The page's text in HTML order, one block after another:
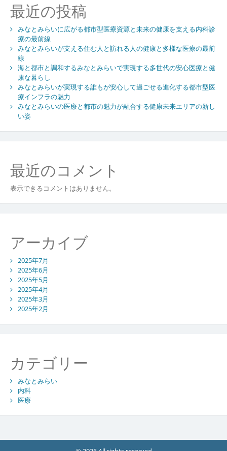
ョ
ン
最近の投稿
みなとみらいに広がる都市型医療資源と未来の健康を支える内科診
療の最前線
みなとみらいが支える住む人と訪れる人の健康と多様な医療の最前
線
海と都市と調和するみなとみらいで実現する多世代の安心医療と健
康な暮らし
みなとみらいが実現する誰もが安心して過ごせる進化する都市型医
療インフラの魅力
みなとみらいの医療と都市の魅力が融合する健康未来エリアの新し
い姿
最近のコメント
表示できるコメントはありません。
アーカイブ
2025年7月
2025年6月
2025年5月
2025年4月
2025年3月
2025年2月
カテゴリー
みなとみらい
内科
医療